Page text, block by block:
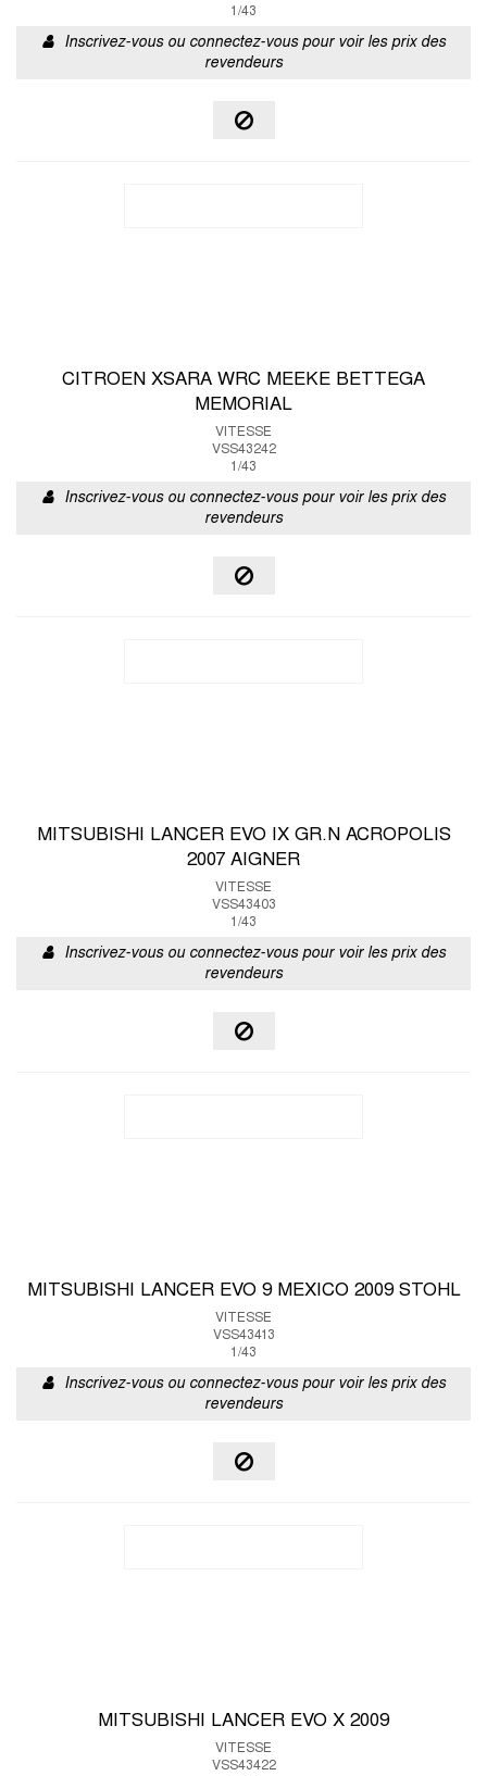
1/43
Inscrivez-vous ou connectez-vous pour voir les prix des
revendeurs
CITROEN XSARA WRC MEEKE BETTEGA
MEMORIAL
VITESSE
VSS43242
1/43
Inscrivez-vous ou connectez-vous pour voir les prix des
revendeurs
MITSUBISHI LANCER EVO IX GR.N ACROPOLIS
2007 AIGNER
VITESSE
VSS43403
1/43
Inscrivez-vous ou connectez-vous pour voir les prix des
revendeurs
MITSUBISHI LANCER EVO 9 MEXICO 2009 STOHL
VITESSE
VSS43413
1/43
Inscrivez-vous ou connectez-vous pour voir les prix des
revendeurs
MITSUBISHI LANCER EVO X 2009
VITESSE
VSS43422